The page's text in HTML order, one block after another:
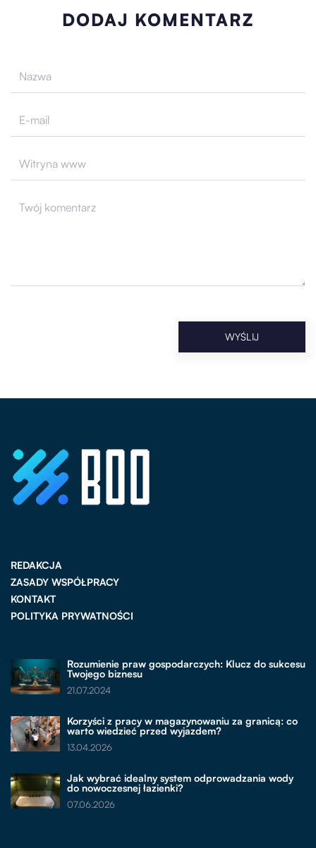
DODAJ KOMENTARZ
REDAKCJA
ZASADY WSPÓŁPRACY
KONTAKT
POLITYKA PRYWATNOŚCI
Rozumienie praw gospodarczych: Klucz do sukcesu
Twojego biznesu
21.07.2024
Korzyści z pracy w magazynowaniu za granicą: co
warto wiedzieć przed wyjazdem?
13.04.2026
Jak wybrać idealny system odprowadzania wody
do nowoczesnej łazienki?
07.06.2026